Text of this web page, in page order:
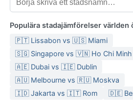
Populära stadajämförelser världen
🇵🇹 Lissabon vs 🇺🇸 Miami
🇸🇬 Singapore vs 🇻🇳 Ho Chi Minh
🇦🇪 Dubai vs 🇮🇪 Dublin
🇦🇺 Melbourne vs 🇷🇺 Moskva
🇮🇩 Jakarta vs 🇮🇹 Rom
🇩🇪